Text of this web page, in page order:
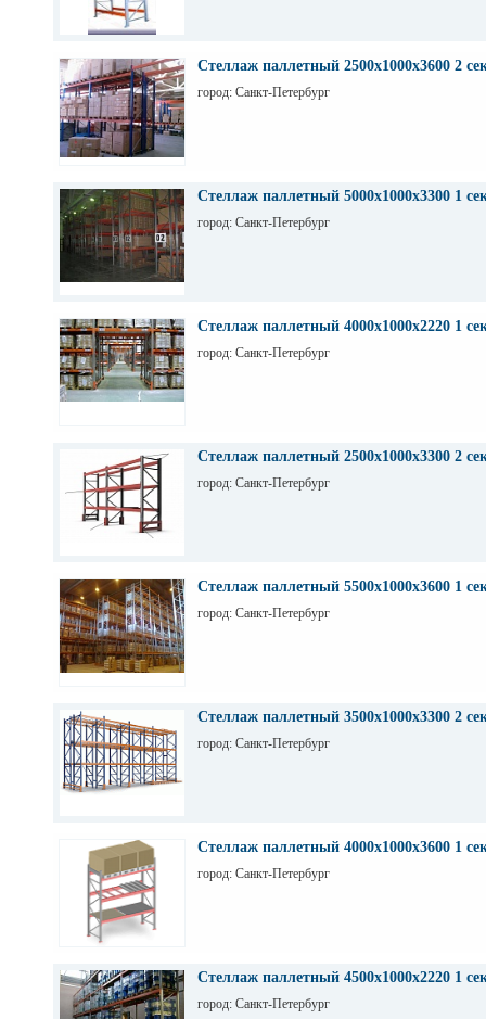
Стеллаж паллетный 2500х1000х3600 2
город: Санкт-Петербург
Стеллаж паллетный 5000х1000х3300 1
город: Санкт-Петербург
Стеллаж паллетный 4000х1000х2220 1
город: Санкт-Петербург
Стеллаж паллетный 2500х1000х3300 2
город: Санкт-Петербург
Стеллаж паллетный 5500х1000х3600 1
город: Санкт-Петербург
Стеллаж паллетный 3500х1000х3300 2
город: Санкт-Петербург
Стеллаж паллетный 4000х1000х3600 1
город: Санкт-Петербург
Стеллаж паллетный 4500х1000х2220 1
город: Санкт-Петербург